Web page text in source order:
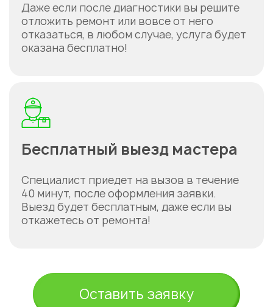
Даже если после диагностики вы решите
отложить ремонт или вовсе от него
отказаться, в любом случае, услуга будет
оказана бесплатно!
Бесплатный выезд мастера
Специалист приедет на вызов в течение
40 минут, после оформления заявки.
Выезд будет бесплатным, даже если вы
откажетесь от ремонта!
Оставить заявку